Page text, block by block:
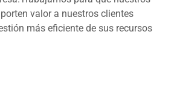
valor a nuestros clientes
más eficiente de sus recursos